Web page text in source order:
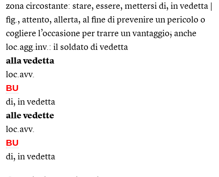
zona circostante: stare, essere, mettersi di, in vedetta |
fig., attento, allerta, al fine di prevenire un pericolo o
cogliere l’occasione per trarre un vantaggio; anche
loc.agg.inv.: il soldato di vedetta
alla vedetta
loc.avv.
BU
di, in vedetta
alle vedette
loc.avv.
BU
di, in vedetta